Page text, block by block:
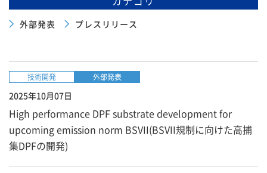
外部発表 プレスリリース
技術開発 外部発表
2025年10月07日
High performance DPF substrate development for
upcoming emission norm BSVII(BSVII規制に向けた高捕
集DPFの開発)